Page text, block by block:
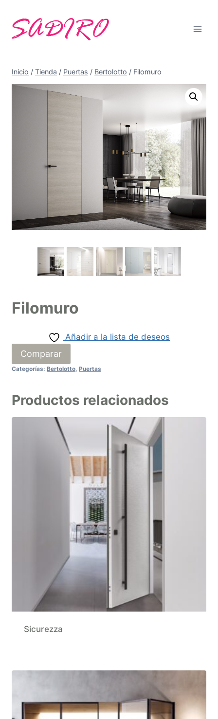
contenido
Inicio / Tienda / Puertas / Bertolotto / Filomuro
Filomuro
Añadir a la lista de deseos
Comparar
Categorías: Bertolotto, Puertas
Productos relacionados
Sicurezza